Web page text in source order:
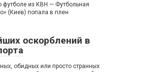
футболе из КВН — Футбольная
(Киев) попала в плен
оскорблений в
обидных или просто странных